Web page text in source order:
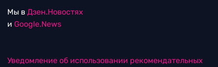
Мы в Дзен.Новостях
и Google.News
Уведомление об использовании рекомендательных